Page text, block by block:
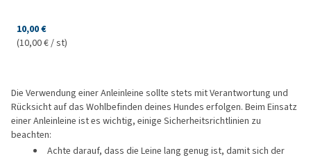
10,00 €
(10,00 € / st)
Die Verwendung einer Anleinleine sollte stets mit Verantwortung und
Rücksicht auf das Wohlbefinden deines Hundes erfolgen. Beim Einsatz
einer Anleinleine ist es wichtig, einige Sicherheitsrichtlinien zu
beachten:
Achte darauf, dass die Leine lang genug ist, damit sich der